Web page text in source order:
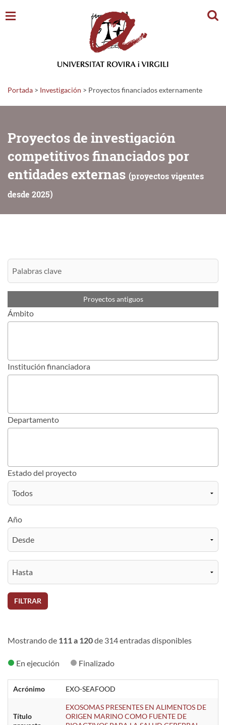
Portada > Investigación > Proyectos financiados externamente
Proyectos de investigación
competitivos financiados por
entidades externas (proyectos vigentes
desde 2025)
Proyectos antiguos
Ámbito
Institución financiadora
Departamento
Estado del proyecto
Año
FILTRAR
Mostrando de 111 a 120de 314 entradas disponibles
En ejecución Finalizado
Acrónimo EXO-SEAFOOD
Título
EXOSOMAS PRESENTES EN ALIMENTOS DE
ORIGEN MARINO COMO FUENTE DE